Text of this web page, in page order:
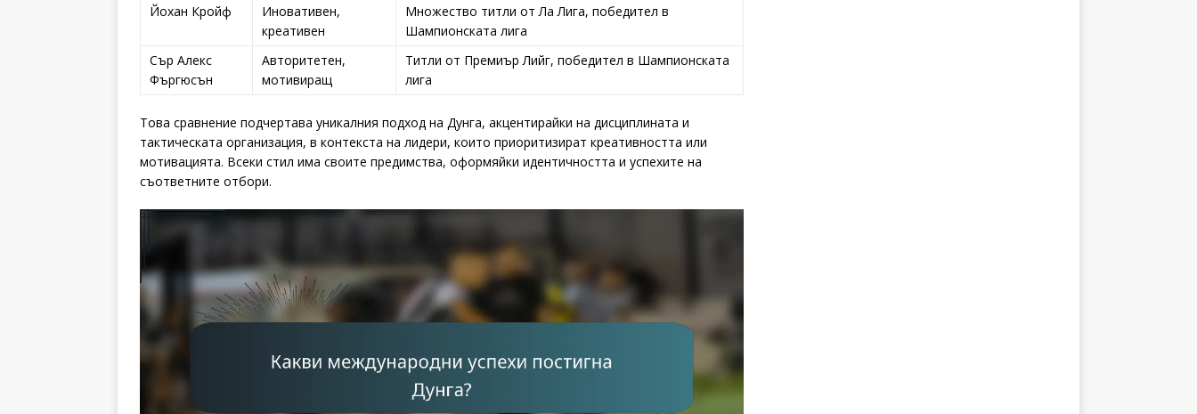
Йохан Кройф
Иновативен,
креативен
Множество титли от Ла Лига, победител в
Шампионската лига
Сър Алекс
Фъргюсън
Авторитетен,
мотивиращ
Титли от Премиър Лийг, победител в Шампионската
лига
Това сравнение подчертава уникалния подход на Дунга, акцентирайки на дисциплината и
тактическата организация, в контекста на лидери, които приоритизират креативността или
мотивацията. Всеки стил има своите предимства, оформяйки идентичността и успехите на
съответните отбори.